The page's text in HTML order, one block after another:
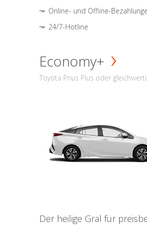
Online- und Offline-
24/7-Hotline
Economy+
Toyota Prius Plus oder
Der heilige Gral für